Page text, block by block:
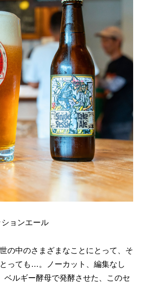
ョンエール
の中のさまざまなことにとって、そ
っても…。ノーカット、編集なし
ベルギー酵母で発酵させた、このセ